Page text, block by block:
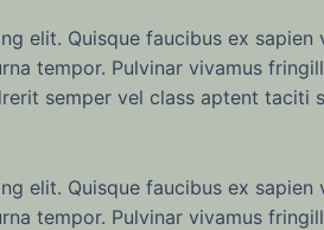
elit. Quisque faucibus ex
tempor. Pulvinar vivamus
semper vel class aptent
elit. Quisque faucibus ex
tempor. Pulvinar vivamus